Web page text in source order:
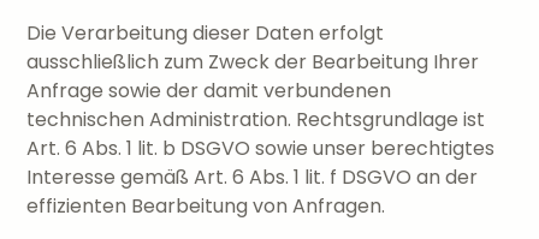
Die Verarbeitung dieser Daten erfolgt
ausschließlich zum Zweck der Bearbeitung Ihrer
Anfrage sowie der damit verbundenen
technischen Administration. Rechtsgrundlage ist
Art. 6 Abs. 1 lit. b DSGVO sowie unser berechtigtes
Interesse gemäß Art. 6 Abs. 1 lit. f DSGVO an der
effizienten Bearbeitung von Anfragen.